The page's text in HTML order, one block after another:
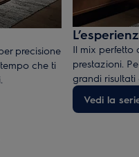
precisione
che ti
Il mix perfetto
prestazioni.
grandi
Vedi la